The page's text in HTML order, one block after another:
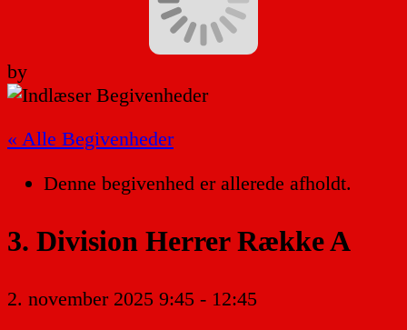
by
« Alle Begivenheder
Denne begivenhed er allerede afholdt.
3. Division Herrer Række A
2. november 2025 9:45 - 12:45